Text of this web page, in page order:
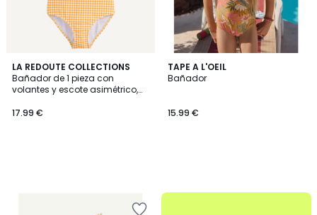
LA REDOUTE COLLECTIONS
Bañador de 1 pieza con
volantes y escote asimétrico,
17.99 €
TAPE A L'OEIL
Bañador
15.99 €
.